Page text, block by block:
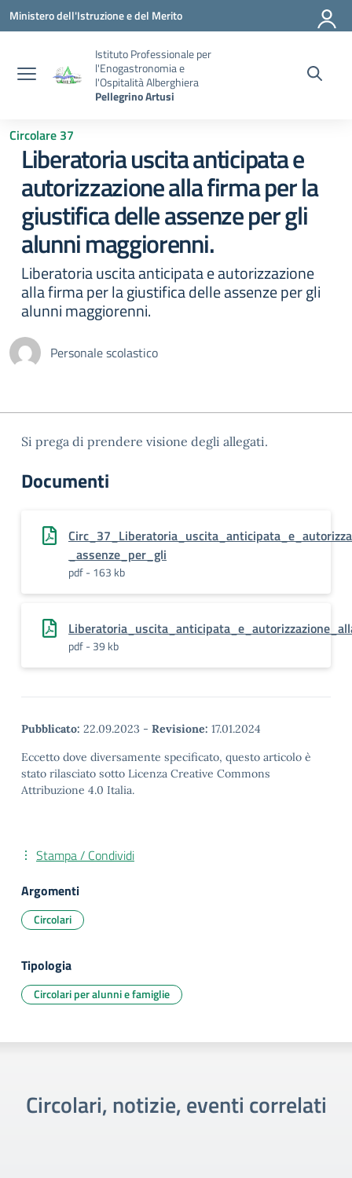
Vai ai contenuti
Vai al menu di navigazione
Vai al footer
Ministero dell'Istruzione e del Merito
Istituto Professionale per
l'Enogastronomia e
l'Ospitalità Alberghiera
Pellegrino Artusi
Circolare 37
Liberatoria uscita anticipata e
autorizzazione alla firma per la
giustifica delle assenze per gli
alunni maggiorenni.
Liberatoria uscita anticipata e autorizzazione
alla firma per la giustifica delle assenze per gli
alunni maggiorenni.
Personale scolastico
Si prega di prendere visione degli allegati.
Documenti
_assenze_per_gli
pdf - 163 kb
pdf - 39 kb
Pubblicato: 22.09.2023 - Revisione: 17.01.2024
Eccetto dove diversamente specificato, questo articolo è
stato rilasciato sotto Licenza Creative Commons
Attribuzione 4.0 Italia.
Stampa / Condividi
Argomenti
Circolari
Tipologia
Circolari per alunni e famiglie
Circolari, notizie, eventi correlati